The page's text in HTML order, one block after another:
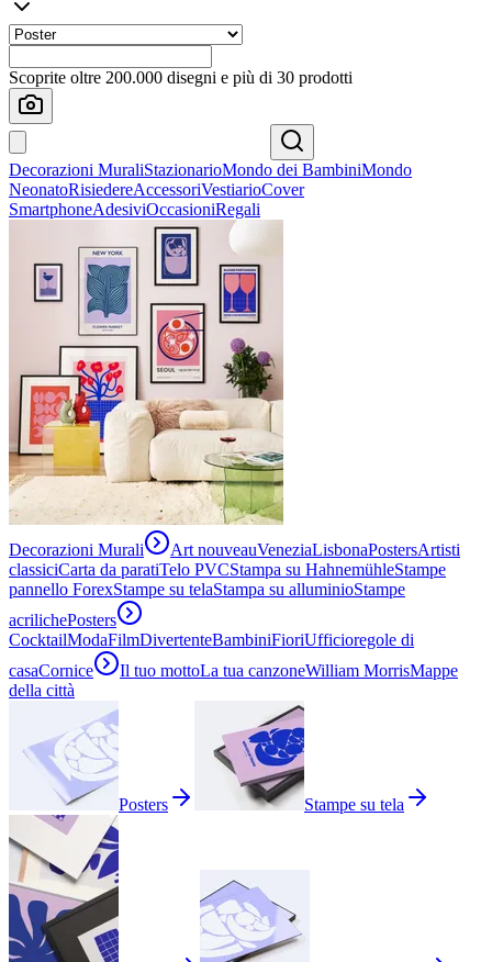
Scoprite oltre 200.000 disegni e più di 30 prodotti
Decorazioni MuraliStazionarioMondo dei BambiniMondo
NeonatoRisiedereAccessoriVestiarioCover
SmartphoneAdesiviOccasioniRegali
Decorazioni Murali Art nouveauVeneziaLisbonaPostersArtisti
classiciCarta da paratiTelo PVCStampa su HahnemühleStampe
pannello ForexStampe su telaStampa su alluminioStampe
acrilichePosters
CocktailModaFilmDivertenteBambiniFioriUfficioregole di
casaCornice Il tuo mottoLa tua canzoneWilliam MorrisMappe
della città
Posters Stampe su tela